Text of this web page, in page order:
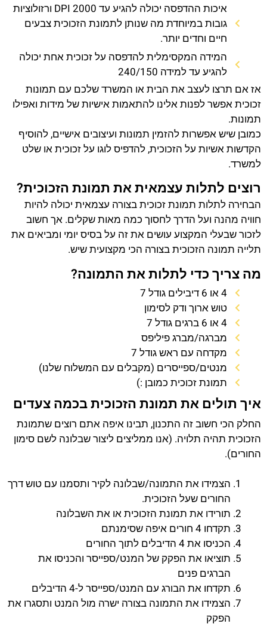
איכות ההדפסה יכולה להגיע עד 2000 DPI ורזולוציות
גובות במיוחדת מה שנותן לתמונת הזכוכית צבעים
חיים וחדים יותר.
המידה המקסימלית להדפסה על זכוכית אחת יכולה
להגיע עד למידה 240/150
אז אם תרצו לעצב את הבית או המשרד שלכם עם תמונות
זכוכית אפשר לפנות אלינו להתאמות אישיות של מידות ואפילו
תמונות.
כמובן שיש אפשרות להזמין תמונות ועיצובים אישיים, להוסיף
הקדשות אשיות על הזכוכית, להדפיס לוגו על זכוכית או שלט
למשרד.
רוצים לתלות עצמאית את תמונת הזכוכית?
הבחירה לתלות תמונת זכוכית בצורה עצמאית יכולה להיות
חוויה מהנה ועל הדרך לחסוך כמה מאות שקלים. אך חשוב
לזכור שבעלי המקצוע עושים את זה על בסיס יומי ומביאים את
תלייה תמונה הזכוכית בצורה הכי מקצועית שיש.
מה צריך כדי לתלות את התמונה?
4 או 6 דיבילים גודל 7
טוש ארוך ודק לסימון
4 או 6 ברגים גודל 7
מברגה/מברג פיליפס
מקדחה עם ראש גודל 7
מנטים/ספייסרים (מקבלים עם המשלוח שלנו)
תמונת זכוכית כמובן :)
איך תולים את תמונת הזכוכית בכמה צעדים
החלק הכי חשוב זה התכנון, תבינו איפה אתם רוצים שתמונת
הזכוכית תהיה תלויה. (אנו ממליצים ליצור שבלונה לשם סימון
החורים).
הצמידו את התמונה/שבלונה לקיר ותסמנו עם טוש דרך
החורים שעל הזכוכית.
תורידו את תמונת הזכוכית או את השבלונה
תקדחו 4 חורים איפה שסימנתם
הכניסו את 4 הדיבלים לתוך החורים
תוציאו את הפקק של המנט/ספייסר והכניסו את
הברגים פנים
תקדחו את הבורג עם המנט/ספייסר ל-4 הדיבלים
הצמידו את התמונה בצורה ישרה מול המנט ותסגרו את
הפקק